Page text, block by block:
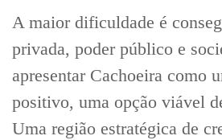
A maior dificuldade é
privada, poder público e
apresentar Cachoeira como
positivo, uma opção viável
Uma região estratégica de